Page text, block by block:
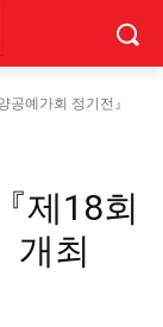
예가회 정기전』
제18회
개최